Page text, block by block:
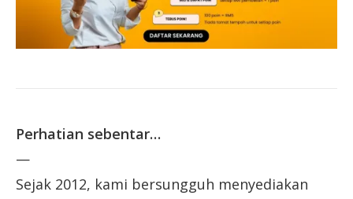
Perhatian sebentar…
—
Sejak 2012, kami bersungguh menyediakan